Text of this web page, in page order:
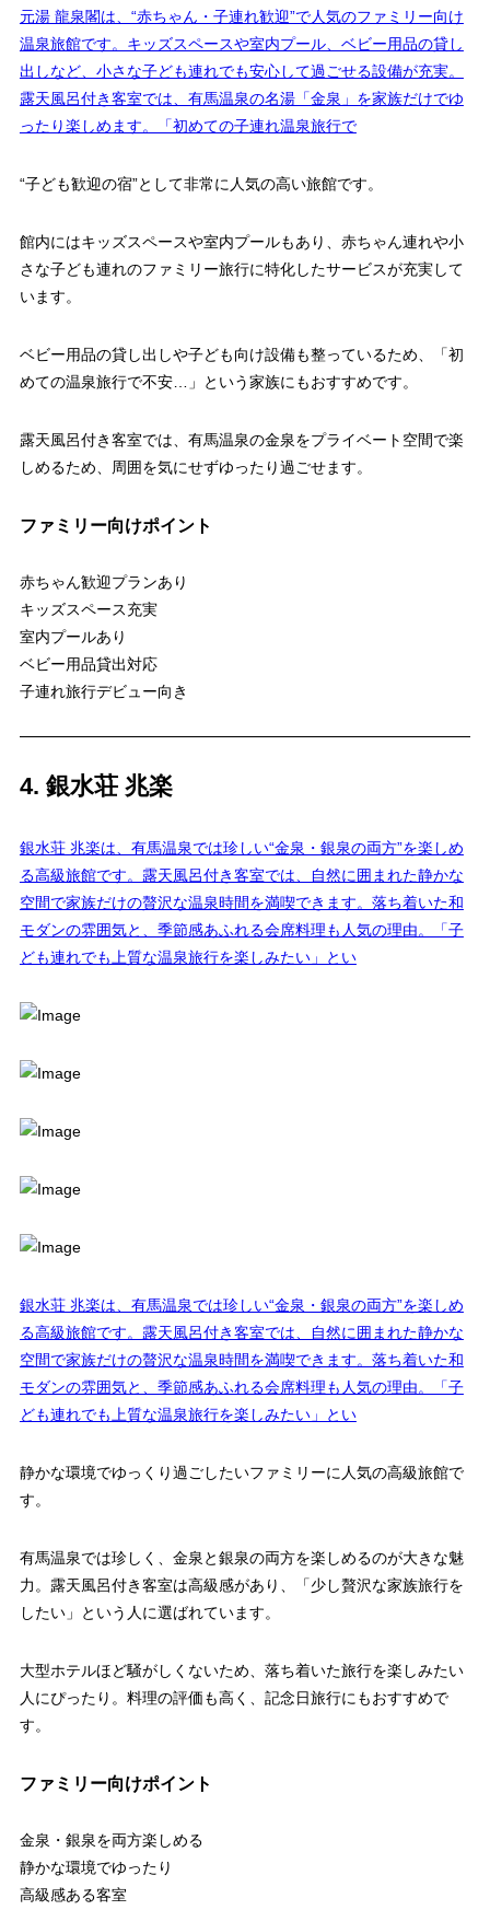
元湯 龍泉閣は、“赤ちゃん・子連れ歓迎”で人気のファミリー向け
温泉旅館です。キッズスペースや室内プール、ベビー用品の貸し
出しなど、小さな子ども連れでも安心して過ごせる設備が充実。
露天風呂付き客室では、有馬温泉の名湯「金泉」を家族だけでゆ
ったり楽しめます。「初めての子連れ温泉旅行で
“子ども歓迎の宿”として非常に人気の高い旅館です。
館内にはキッズスペースや室内プールもあり、赤ちゃん連れや小
さな子ども連れのファミリー旅行に特化したサービスが充実して
います。
ベビー用品の貸し出しや子ども向け設備も整っているため、「初
めての温泉旅行で不安…」という家族にもおすすめです。
露天風呂付き客室では、有馬温泉の金泉をプライベート空間で楽
しめるため、周囲を気にせずゆったり過ごせます。
ファミリー向けポイント
赤ちゃん歓迎プランあり
キッズスペース充実
室内プールあり
ベビー用品貸出対応
子連れ旅行デビュー向き
4. 銀水荘 兆楽
銀水荘 兆楽は、有馬温泉では珍しい“金泉・銀泉の両方”を楽しめ
る高級旅館です。露天風呂付き客室では、自然に囲まれた静かな
空間で家族だけの贅沢な温泉時間を満喫できます。落ち着いた和
モダンの雰囲気と、季節感あふれる会席料理も人気の理由。「子
ども連れでも上質な温泉旅行を楽しみたい」とい
銀水荘 兆楽は、有馬温泉では珍しい“金泉・銀泉の両方”を楽しめ
る高級旅館です。露天風呂付き客室では、自然に囲まれた静かな
空間で家族だけの贅沢な温泉時間を満喫できます。落ち着いた和
モダンの雰囲気と、季節感あふれる会席料理も人気の理由。「子
ども連れでも上質な温泉旅行を楽しみたい」とい
静かな環境でゆっくり過ごしたいファミリーに人気の高級旅館で
す。
有馬温泉では珍しく、金泉と銀泉の両方を楽しめるのが大きな魅
力。露天風呂付き客室は高級感があり、「少し贅沢な家族旅行を
したい」という人に選ばれています。
大型ホテルほど騒がしくないため、落ち着いた旅行を楽しみたい
人にぴったり。料理の評価も高く、記念日旅行にもおすすめで
す。
ファミリー向けポイント
金泉・銀泉を両方楽しめる
静かな環境でゆったり
高級感ある客室